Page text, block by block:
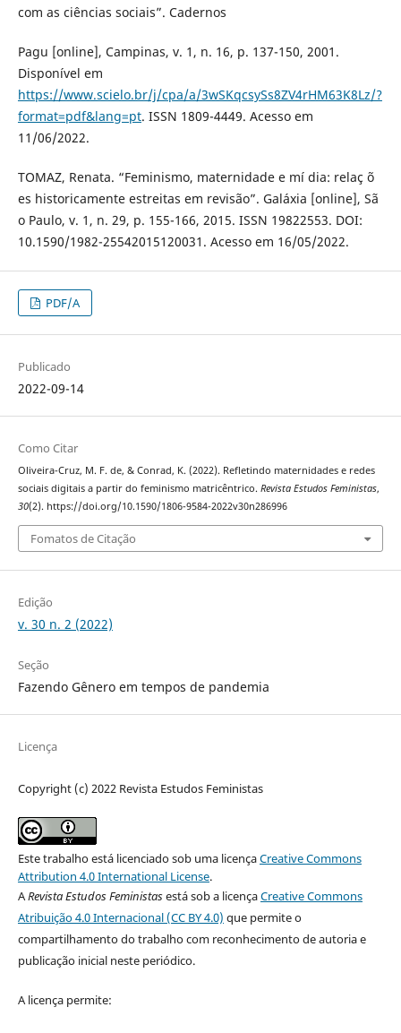
com as ciências sociais”. Cadernos
Pagu [online], Campinas, v. 1, n. 16, p. 137-150, 2001.
Disponível em
https://www.scielo.br/j/cpa/a/3wSKqcsySs8ZV4rHM63K8Lz/?
format=pdf&lang=pt. ISSN 1809-4449. Acesso em
11/06/2022.
TOMAZ, Renata. “Feminismo, maternidade e mí dia: relaç õ
es historicamente estreitas em revisão”. Galáxia [online], Sã
o Paulo, v. 1, n. 29, p. 155-166, 2015. ISSN 19822553. DOI:
10.1590/1982-25542015120031. Acesso em 16/05/2022.
PDF/A
Publicado
2022-09-14
Como Citar
Oliveira-Cruz, M. F. de, & Conrad, K. (2022). Refletindo maternidades e redes
sociais digitais a partir do feminismo matricêntrico. Revista Estudos Feministas,
30(2). https://doi.org/10.1590/1806-9584-2022v30n286996
Fomatos de Citação
Edição
v. 30 n. 2 (2022)
Seção
Fazendo Gênero em tempos de pandemia
Licença
Copyright (c) 2022 Revista Estudos Feministas
Este trabalho está licenciado sob uma licençaCreative Commons
Attribution 4.0 International License.
ARevista Estudos Feministasestá sob a licençaCreative Commons
Atribuição 4.0 Internacional (CC BY 4.0) que permite o
compartilhamento do trabalho com reconhecimento de autoria e
publicação inicial neste periódico.
A licença permite: